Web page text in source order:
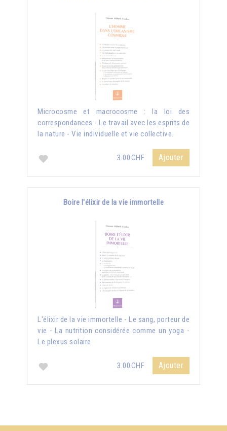
Microcosme et macrocosme : la loi des
correspondances - Le travail avec les esprits de
la nature - Vie individuelle et vie collective.
3.00CHF Ajouter
Boire l'élixir de la vie immortelle
L'élixir de la vie immortelle - Le sang, porteur de
vie - La nutrition considérée comme un yoga -
Le plexus solaire.
3.00CHF Ajouter